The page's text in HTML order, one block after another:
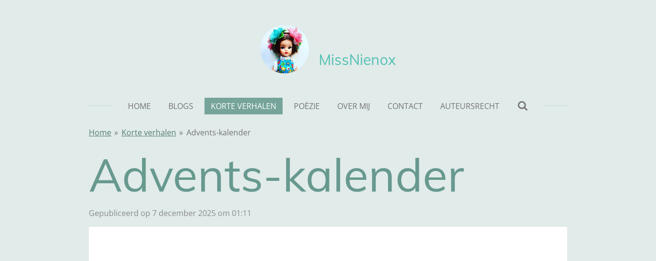
MissNienox
HOME BLOGS KORTE VERHALEN POËZIE OVER MIJ CONTACT AUTEURSRECHT
Home » Korte verhalen » Advents-kalender
Advents-kalender
Gepubliceerd op 7 december 2025 om 01:11